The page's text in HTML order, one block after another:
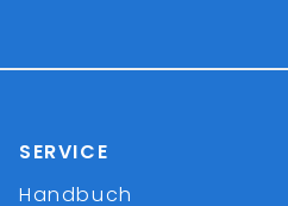
SERVICE
Handbuch